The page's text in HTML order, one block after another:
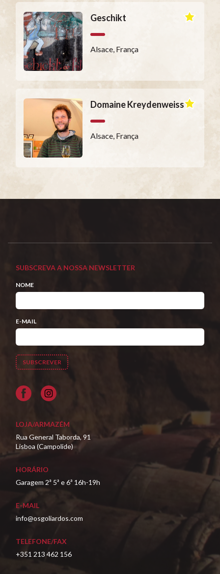
Geschikt
Alsace, França
Domaine Kreydenweiss
Alsace, França
SUBSCREVA A NOSSA NEWSLETTER
NOME
E-MAIL
Facebook
LOJA/ARMAZÉM
Rua General Taborda, 91
Lisboa (Campolide)
HORÁRIO
Garagem 2ª 5ª e 6ª 16h-19h
E-MAIL
info@osgoliardos.com
TELEFONE/FAX
+351 213 462 156